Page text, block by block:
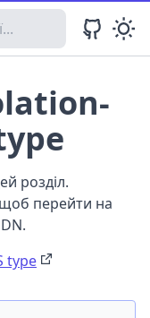
розділ.
перейти на
type